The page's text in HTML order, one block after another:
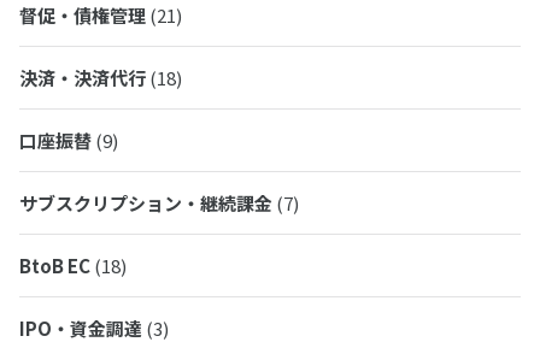
督促・債権管理(21)
決済・決済代行(18)
口座振替(9)
サブスクリプション・継続課金 (7)
BtoB EC(18)
IPO・資金調達 (3)